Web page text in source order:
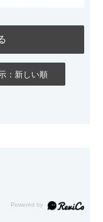
：新しい順